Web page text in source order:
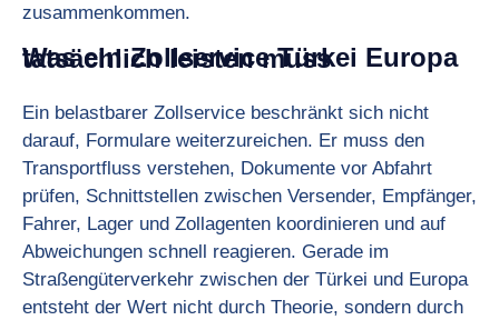
zusammenkommen.
Was ein Zollservice Türkei Europa tatsächlich leisten muss
Ein belastbarer Zollservice beschränkt sich nicht
darauf, Formulare weiterzureichen. Er muss den
Transportfluss verstehen, Dokumente vor Abfahrt
prüfen, Schnittstellen zwischen Versender, Empfänger,
Fahrer, Lager und Zollagenten koordinieren und auf
Abweichungen schnell reagieren. Gerade im
Straßengüterverkehr zwischen der Türkei und Europa
entsteht der Wert nicht durch Theorie, sondern durch